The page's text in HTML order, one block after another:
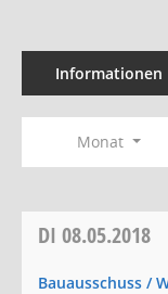
Informationen
Monat
DI 08.05.2018
Bauausschuss /